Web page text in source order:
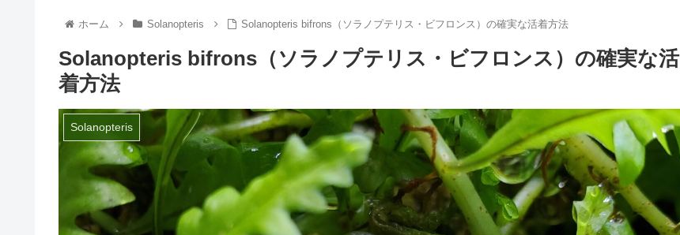
ホーム Solanopteris Solanopteris bifrons（ソラノプテリス・ビフロンス）の確実な活着方法
Solanopteris bifrons（ソラノプテリス・ビフロンス）の確実な活
着方法
Solanopteris